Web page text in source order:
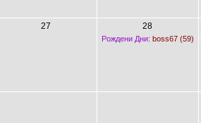
27 28
Рождени Дни: boss67 (59)